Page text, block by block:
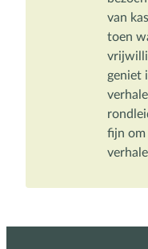
van
toen
geniet
fijn om